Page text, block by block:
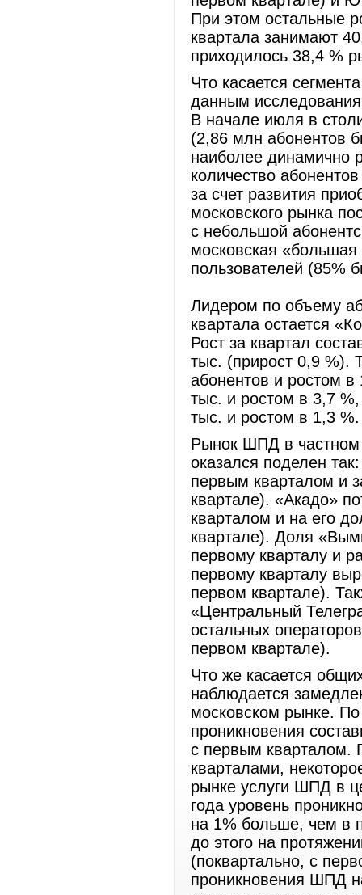
При этом остальные
квартала занимают
приходилось 38,4 %
Что касается
данным
В начале июля в
(2,86 млн абонентов
наиболее динамично
количество
за счет развития
московского рынка
с небольшой
московская «большая
пользователей (85%
Лидером по объему
квартала остается
Рост за квартал
тыс. (прирост 0,9 %).
абонентов и ростом
тыс. и ростом в 3,7
тыс. и ростом в 1,3 %.
Рынок ШПД в частном
оказался поделен
первым кварталом и
квартале). «Акадо»
кварталом и на его
квартале). Доля
первому кварталу и
первому кварталу
первом квартале).
«Центральный
остальных
первом квартале).
Что же касается
наблюдается
московском рынке. По
проникновения
с первым кварталом.
кварталами,
рынке услуги ШПД в
года уровень
на 1% больше, чем в
до этого на
(поквартально, с
проникновения ШПД